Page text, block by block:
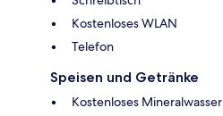
Kostenloses WLAN
Telefon
Speisen und Getränke
Kostenloses Mineralwasser